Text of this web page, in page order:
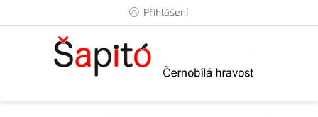
Přihlášení